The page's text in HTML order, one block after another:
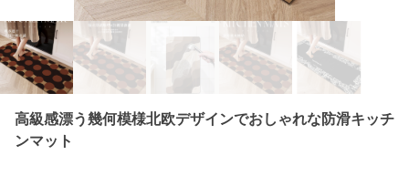
高級感漂う幾何模様北欧デザインでおしゃれな防滑キッチ
ンマット